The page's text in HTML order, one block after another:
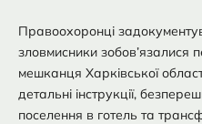
Правоохоронці
зловмисники зобов’язалися
мешканця Харківської
детальні інструкції,
поселення в готель та